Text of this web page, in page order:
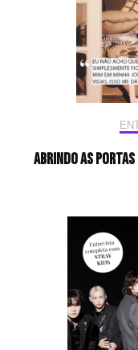
Abrindo as